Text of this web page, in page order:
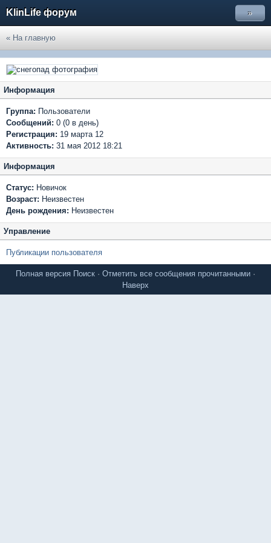
KlinLife форум »
« На главную
Информация
Группа: Пользователи
Сообщений: 0 (0 в день)
Регистрация: 19 марта 12
Активность: 31 мая 2012 18:21
Информация
Статус: Новичок
Возраст: Неизвестен
День рождения: Неизвестен
Управление
Публикации пользователя
Полная версия Поиск · Отметить все сообщения прочитанными ·
Наверх